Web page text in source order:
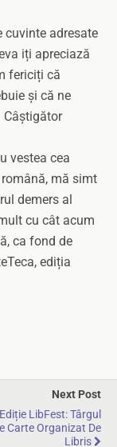
cuvinte adresate
iți apreciază
fericiți că
și că ne
vestea cea
mă simt
demers al
cu cât acum
ca fond de
ediția
Next Post
LibFest: Târgul
Carte Organizat De
Libris